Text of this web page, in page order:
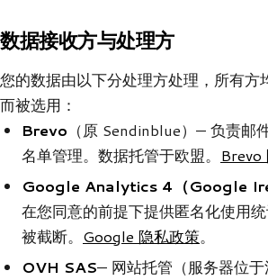
数据接收方与处理方
您的数据由以下分处理方处理，所有方
而被选用：
Brevo （原 Sendinblue）— 负责邮
名单管理。数据托管于欧盟。 Brevo
Google Analytics 4（Google
在您同意的前提下提供匿名化使用
被截断。 Google 隐私政策。
OVH SAS— 网站托管（服务器位于